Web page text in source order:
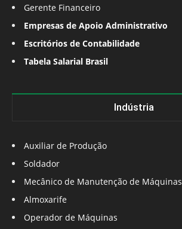
Gerente Financeiro
Empresas de Apoio Administrativo
Escritórios de Contabilidade
Tabela Salarial Brasil
Indústria
Auxiliar de Produção
Soldador
Mecânico de Manutenção de Máquinas
Almoxarife
Operador de Máquinas